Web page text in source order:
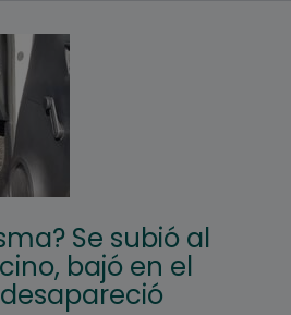
Se subió al
bajó en el